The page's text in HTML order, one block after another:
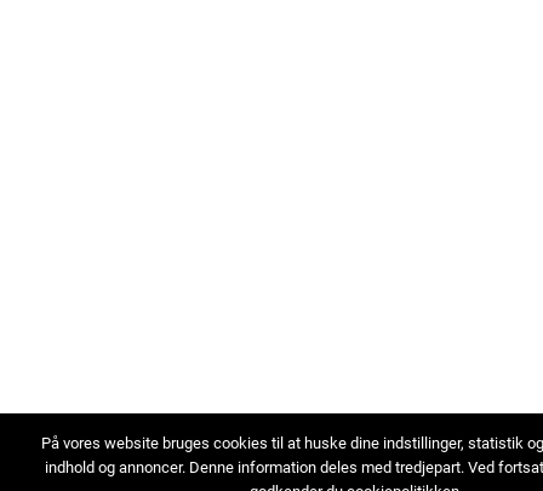
På vores website bruges cookies til at huske dine indstillinger, statistik
indhold og annoncer. Denne information deles med tredjepart. Ved